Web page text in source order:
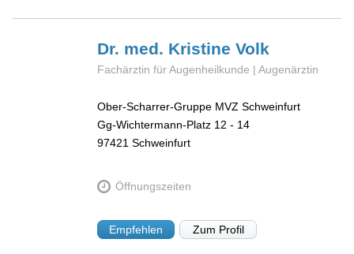
Dr. med. KristineVolk
Fachärztin für Augenheilkunde | Augenärztin
Ober-Scharrer-Gruppe MVZ Schweinfurt
Gg-Wichtermann-Platz 12 - 14
97421 Schweinfurt
Öffnungszeiten
Empfehlen Zum Profil